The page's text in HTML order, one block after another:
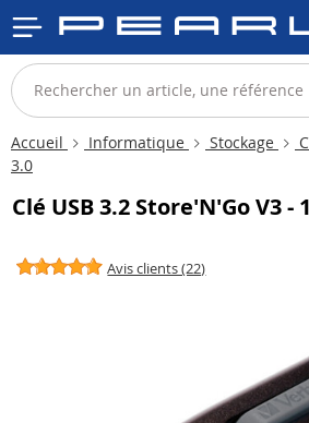
Accueil Informatique Stockage
3.0
Clé USB 3.2 Store'N'Go V3 -
Avis clients (22)